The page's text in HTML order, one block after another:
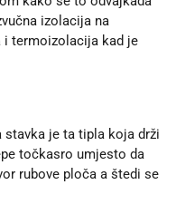
izolacija na
i termoizolacija kad je
stavka je ta tipla koja drži
točkasro umjesto da
rubove ploča a štedi se